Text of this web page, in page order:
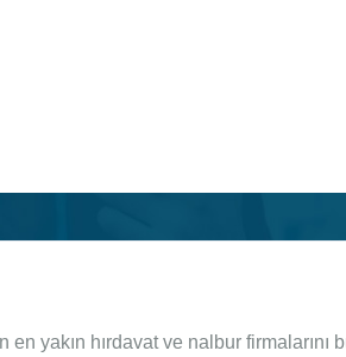
en yakın hırdavat ve nalbur